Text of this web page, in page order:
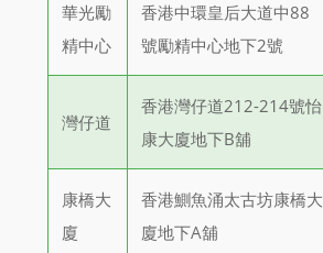
華光勵
精中心
香港中環皇后大道中88
號勵精中心地下2號
灣仔道
香港灣仔道212-214號怡
康大廈地下B舖
康橋大
廈
香港鰂魚涌太古坊康橋大
廈地下A舖